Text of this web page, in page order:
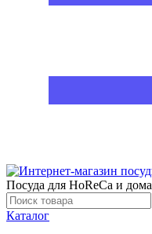
Посуда для HoReCa и дома
Каталог